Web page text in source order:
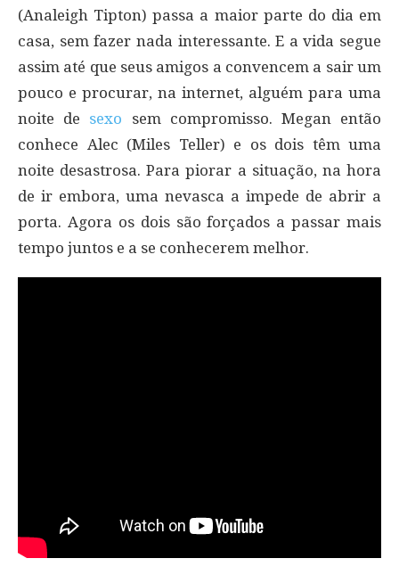
(Analeigh Tipton) passa a maior parte do dia em
casa, sem fazer nada interessante. E a vida segue
assim até que seus amigos a convencem a sair um
pouco e procurar, na internet, alguém para uma
noite de sexo sem compromisso. Megan então
conhece Alec (Miles Teller) e os dois têm uma
noite desastrosa. Para piorar a situação, na hora
de ir embora, uma nevasca a impede de abrir a
porta. Agora os dois são forçados a passar mais
tempo juntos e a se conhecerem melhor.